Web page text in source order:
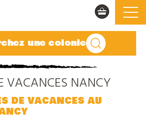
une colonie
VACANCES NANCY
de vacances au